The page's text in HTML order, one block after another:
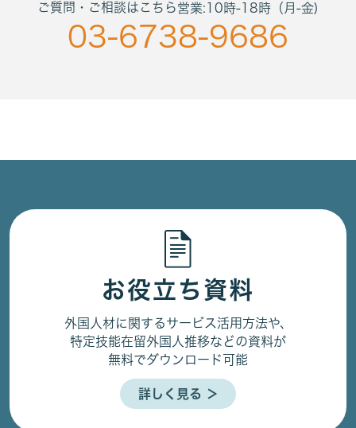
ご質問・ご相談はこちら営業:10時-18時（月-金)
03-6738-9686
お役立ち資料
外国人材に関するサービス活用方法や、
特定技能在留外国人推移などの資料が
無料でダウンロード可能
詳しく見る ＞